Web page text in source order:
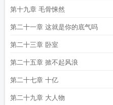
第十九章 毛骨悚然
第二十一章 这就是你的底气吗
第二十三章 卧室
第二十五章 掀不起风浪
第二十七章 十亿
第二十九章 大人物